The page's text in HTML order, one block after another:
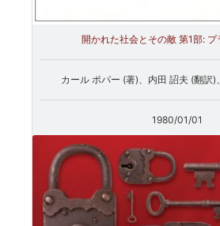
開かれた社会とその敵 第1部: プ
カール ポパー (著)、内田 詔夫 (翻訳)
1980/01/01